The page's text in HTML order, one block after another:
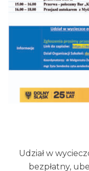
Udział w
bezpłatny,